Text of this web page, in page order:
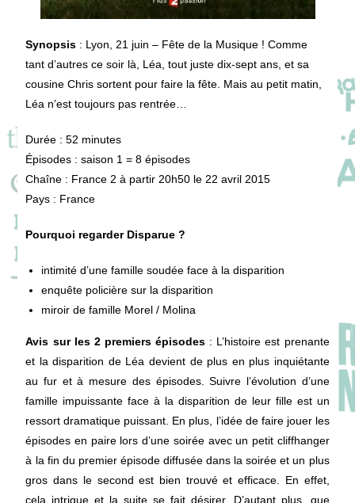
Synopsis : Lyon, 21 juin – Fête de la Musique ! Comme
tant d’autres ce soir là, Léa, tout juste dix-sept ans, et sa
cousine Chris sortent pour faire la fête. Mais au petit matin,
Léa n’est toujours pas rentrée…
Durée : 52 minutes
Épisodes : saison 1 = 8 épisodes
Chaîne : France 2 à partir 20h50 le 22 avril 2015
Pays : France
Pourquoi regarder Disparue ?
intimité d’une famille soudée face à la disparition
enquête policière sur la disparition
miroir de famille Morel / Molina
Avis sur les 2 premiers épisodes : L’histoire est prenante
et la disparition de Léa devient de plus en plus inquiétante
au fur et à mesure des épisodes. Suivre l’évolution d’une
famille impuissante face à la disparition de leur fille est un
ressort dramatique puissant. En plus, l’idée de faire jouer les
épisodes en paire lors d’une soirée avec un petit cliffhanger
à la fin du premier épisode diffusée dans la soirée et un plus
gros dans le second est bien trouvé et efficace. En effet,
cela intrigue et la suite se fait désirer. D’autant plus, que